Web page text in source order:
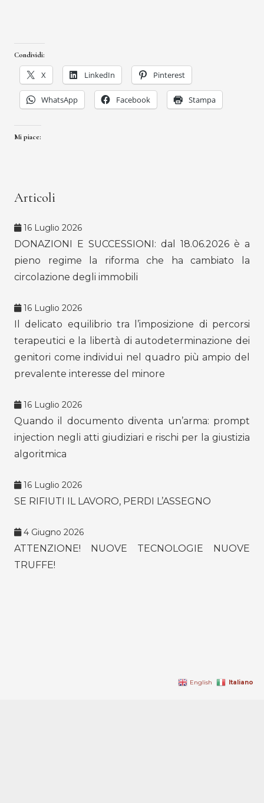
Condividi:
X LinkedIn Pinterest
WhatsApp Facebook Stampa
Mi piace:
Articoli
16 Luglio 2026
DONAZIONI E SUCCESSIONI: dal 18.06.2026 è a
pieno regime la riforma che ha cambiato la
circolazione degli immobili
16 Luglio 2026
Il delicato equilibrio tra l’imposizione di percorsi
terapeutici e la libertà di autodeterminazione dei
genitori come individui nel quadro più ampio del
prevalente interesse del minore
16 Luglio 2026
Quando il documento diventa un’arma: prompt
injection negli atti giudiziari e rischi per la giustizia
algoritmica
16 Luglio 2026
SE RIFIUTI IL LAVORO, PERDI L’ASSEGNO
4 Giugno 2026
ATTENZIONE! NUOVE TECNOLOGIE NUOVE
TRUFFE!
English Italiano